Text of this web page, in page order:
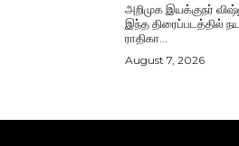
அறிமுக இயக்குநர்
இந்த திரைப்படத்தில்
ராதிகா...
August 7, 2026